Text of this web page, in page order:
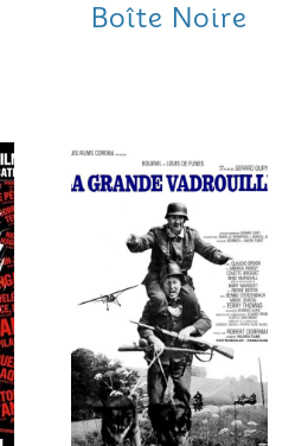
Boîte Noire